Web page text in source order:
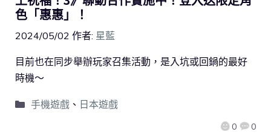
色「惠惠」！
2024/05/02 作者: 星藍
0 0
目前也在同步舉辦玩家召集活動，是入坑或回鍋的最好
時機～
手機遊戲、 日本遊戲